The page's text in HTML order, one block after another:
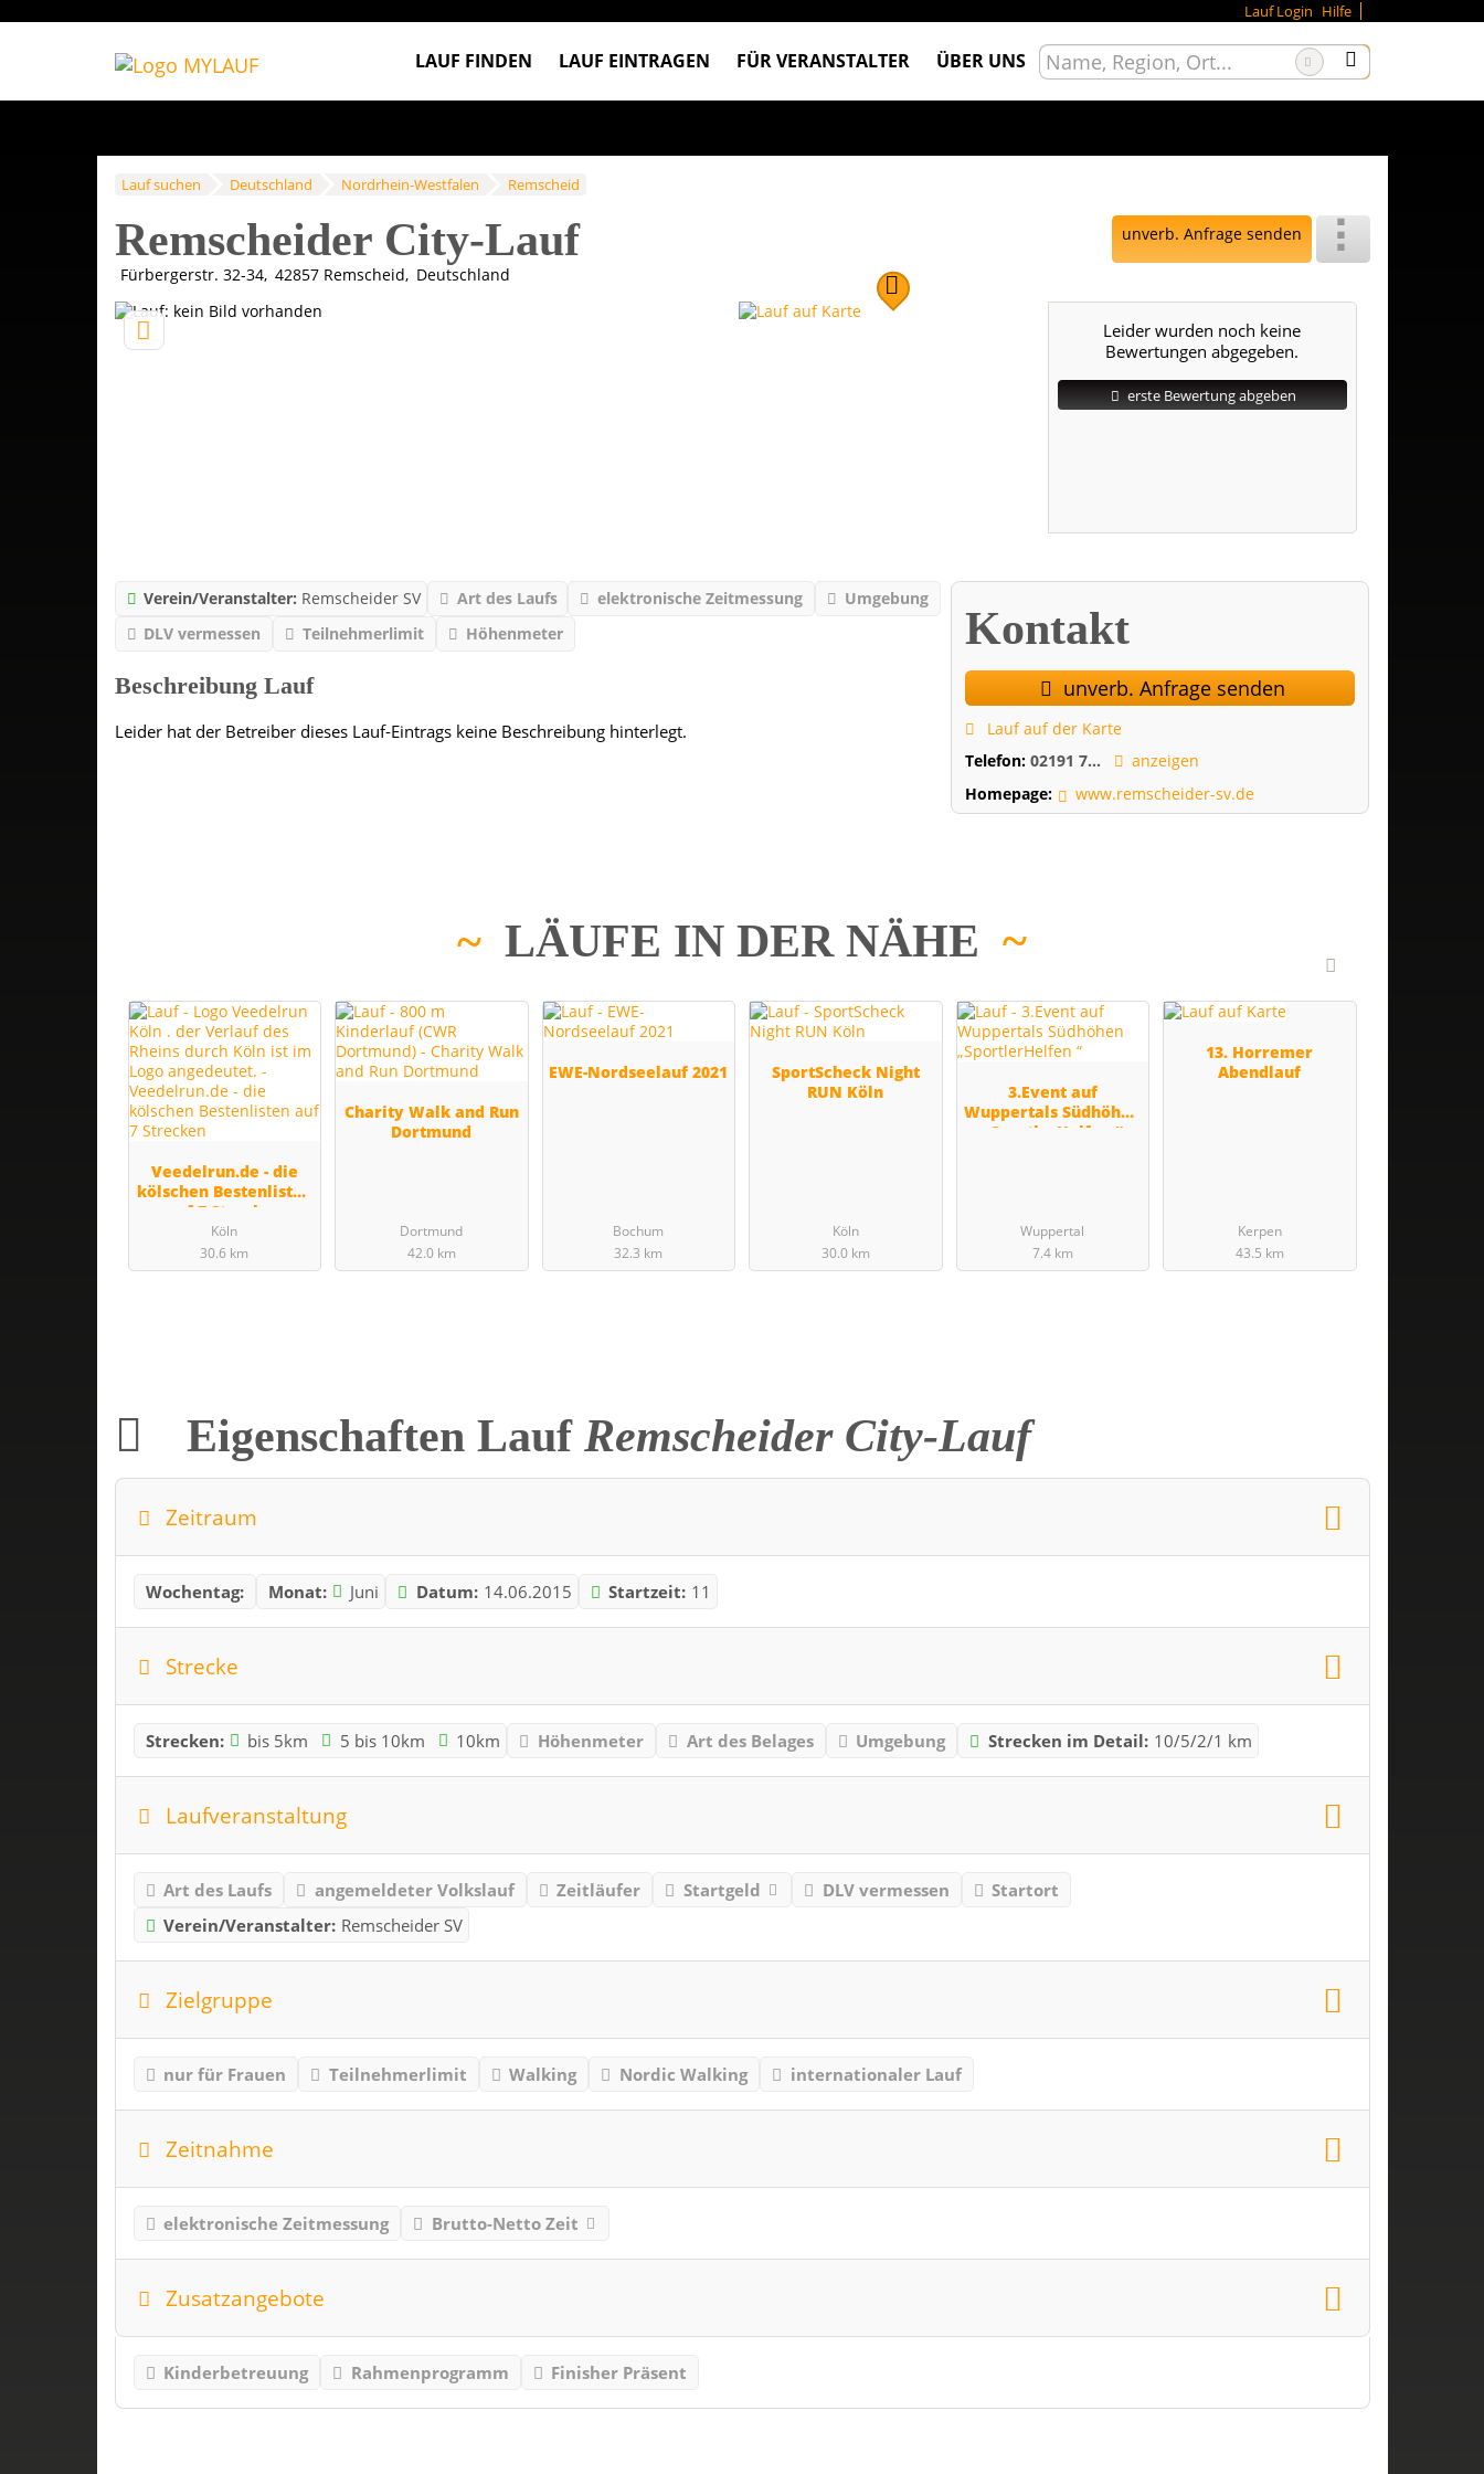
Lauf Login Hilfe
LAUF FINDEN LAUF EINTRAGEN FÜR VERANSTALTER ÜBER UNS
Lauf suchen Deutschland Nordrhein-Westfalen Remscheid
Remscheider City-Lauf
Fürbergerstr. 32-34 42857 Remscheid Deutschland
unverb. Anfrage senden
Leider wurden noch keine
Bewertungen abgegeben.
erste Bewertung abgeben
Verein/Veranstalter: Remscheider SV Art des Laufs elektronische Zeitmessung
Umgebung
DLV vermessen
Teilnehmerlimit Höhenmeter
Beschreibung Lauf
Leider hat der Betreiber dieses Lauf-Eintrags keine Beschreibung hinterlegt.
Kontakt
unverb. Anfrage senden
Lauf auf der Karte
Telefon:02191 7...
anzeigen
Homepage:
www.remscheider-sv.de
LÄUFE IN DER NÄHE
Veedelrun.de - die
kölschen Bestenlisten
auf 7 Strecken
Köln
30.6 km
Charity Walk and Run
Dortmund
Dortmund
42.0 km
EWE-Nordseelauf 2021
Bochum
32.3 km
SportScheck Night
RUN Köln
Köln
30.0 km
3.Event auf
Wuppertals Südhöhen
„SportlerHelfen “
Wuppertal
7.4 km
13. Horremer
Abendlauf
Kerpen
43.5 km
Eigenschaften LaufRemscheider City-Lauf
Zeitraum
Wochentag: Monat: Juni Datum: 14.06.2015 Startzeit: 11
Strecke
Strecken: bis 5km 5 bis 10km 10km Höhenmeter Art des Belages Umgebung Strecken im Detail: 10/5/2/1 km
Laufveranstaltung
Art des Laufs angemeldeter Volkslauf Zeitläufer Startgeld DLV vermessen
Startort
Verein/Veranstalter: Remscheider SV
Zielgruppe
nur für Frauen Teilnehmerlimit Walking Nordic Walking internationaler Lauf
Zeitnahme
elektronische Zeitmessung Brutto-Netto Zeit
Zusatzangebote
Kinderbetreuung Rahmenprogramm Finisher Präsent